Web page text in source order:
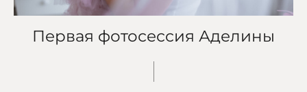
Первая фотосессия Аделины